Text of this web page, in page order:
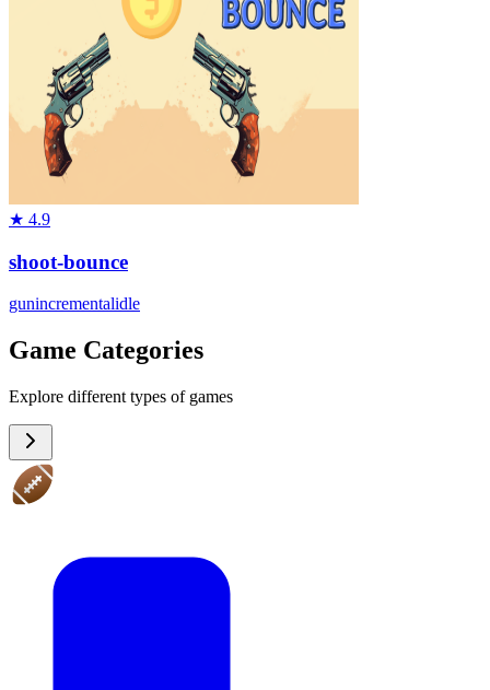
★ 4.9
shoot-bounce
gunincrementalidle
Game Categories
Explore different types of games